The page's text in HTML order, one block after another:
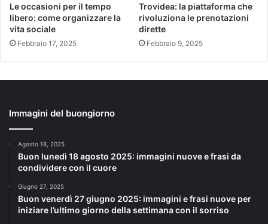
Le occasioni per il tempo
libero: come organizzare la
vita sociale
Febbraio 17, 2025
Trovidea: la piattaforma che
rivoluziona le prenotazioni
dirette
Febbraio 9, 2025
Immagini del buongiorno
Agosto 18, 2025
Buon lunedì 18 agosto 2025: immagini nuove e frasi da
condividere con il cuore
Giugno 27, 2025
Buon venerdì 27 giugno 2025: immagini e frasi nuove per
iniziare l’ultimo giorno della settimana con il sorriso